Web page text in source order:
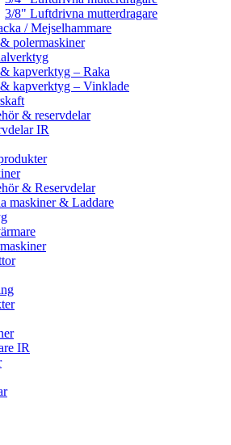
3/8" Luftdrivna mutterdragare
/ Mejselhammare
polermaskiner
kapverktyg – Raka
kapverktyg – Vinklade
& reservdelar
IR
& Reservdelar
maskiner & Laddare
IR